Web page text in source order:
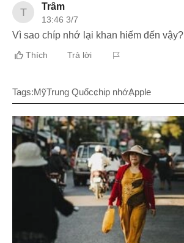
T Trâm
13:46 3/7
Vì sao chíp nhớ lại khan hiếm đến vậy?
Thích Trả lời
Tags:MỹTrung Quốcchip nhớApple